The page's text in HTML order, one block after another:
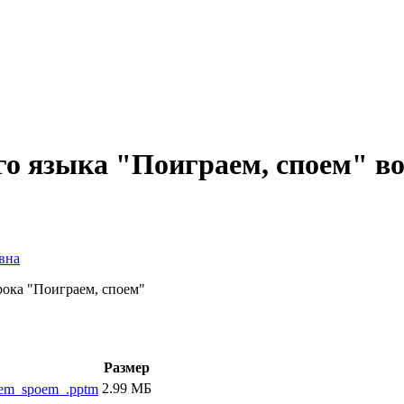
языка "Поиграем, споем" во
"Поиграем, споем"
Размер
2.99 МБ